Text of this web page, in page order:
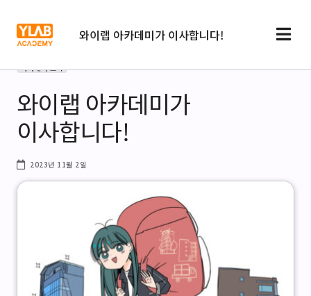
와이랩 아카데미가 이사합니다!
아카데미 소식
와이랩 아카데미가
이사합니다!
2023년 11월 2일